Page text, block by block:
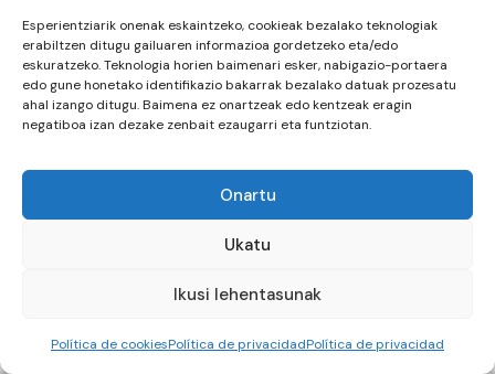
Esperientziarik onenak eskaintzeko, cookieak bezalako teknologiak
erabiltzen ditugu gailuaren informazioa gordetzeko eta/edo
eskuratzeko. Teknologia horien baimenari esker, nabigazio-portaera
edo gune honetako identifikazio bakarrak bezalako datuak prozesatu
ahal izango ditugu. Baimena ez onartzeak edo kentzeak eragin
negatiboa izan dezake zenbait ezaugarri eta funtziotan.
Onartu
Ukatu
Ikusi lehentasunak
Política de cookiesPolítica de privacidadPolítica de privacidad